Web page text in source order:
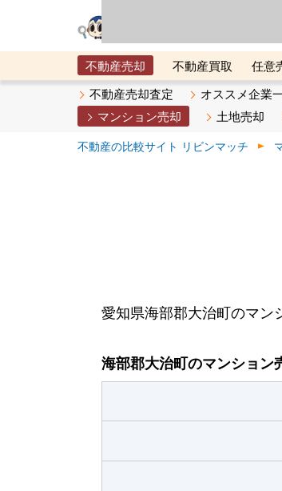
不動産売却 不動産買取 任意
メタ住宅展示場
ベスト不動産カン
不動産売却査定 オススメ企業
マンション売却
土地売却
不動産の比較サイト リビンマッチ
愛知県海部郡大治町のマン
海部郡大治町のマンション